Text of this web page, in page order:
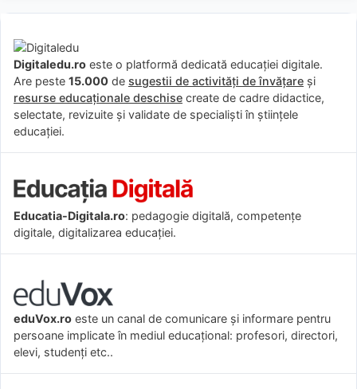
Digitaledu.ro este o platformă dedicată educației digitale.
Are peste 15.000 de sugestii de activități de învățare și
resurse educaționale deschise create de cadre didactice,
selectate, revizuite și validate de specialiști în științele
educației.
Educatia-Digitala.ro: pedagogie digitală, competențe
digitale, digitalizarea educației.
eduVox.ro este un canal de comunicare și informare pentru
persoane implicate în mediul educațional: profesori, directori,
elevi, studenți etc..